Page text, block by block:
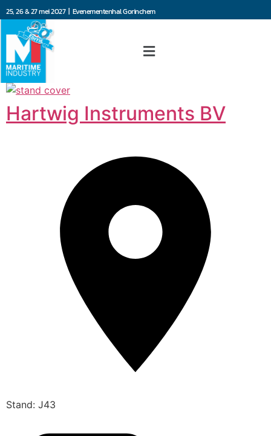
25, 26 & 27 mei 2027 | Evenementenhal Gorinchem
Hartwig Instruments BV
Stand: J43